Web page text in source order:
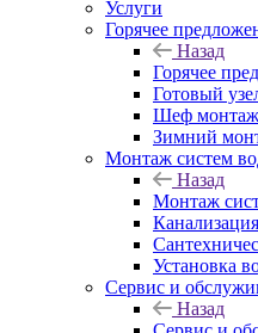
Услуги
Горячее
Назад
Горячее
Готовый
Шеф монтаж
Зимний
Монтаж систем
Назад
Монтаж
Канализация
Установка
Сервис и
Назад